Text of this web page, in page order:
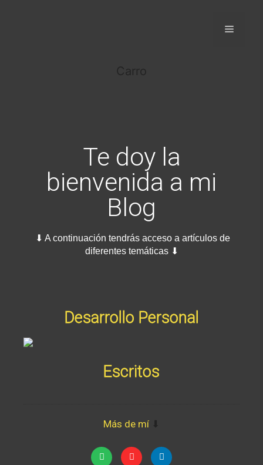
Carro
Te doy la
bienvenida a mi
Blog
⬇ A continuación tendrás acceso a artículos de
diferentes temáticas ⬇
Desarrollo Personal
Escritos
Más de mí